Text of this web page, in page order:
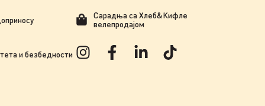
и безбедности
Сарадња сa Хлеб&Кифле
велепродајом